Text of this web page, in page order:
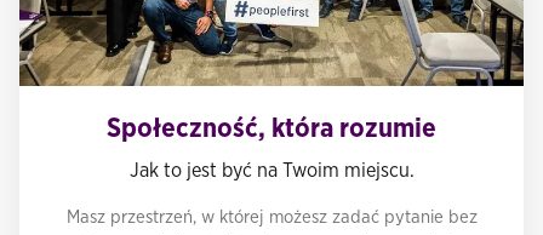
Społeczność, która rozumie
Jak to jest być na Twoim miejscu.
Masz przestrzeń, w której możesz zadać pytanie bez